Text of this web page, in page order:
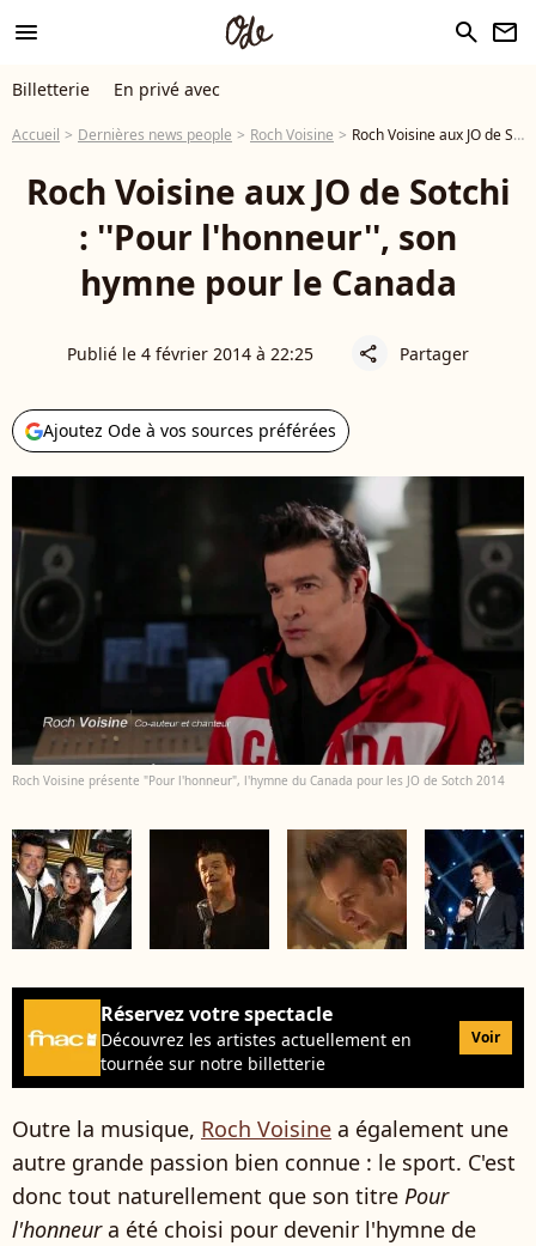
menu search newsletter
Billetterie En privé avec
Accueil Dernières news people Roch Voisine Roch Voisine aux JO de Sotchi : ''Pour l'honneur'', son hymne pour le Canada
Roch Voisine aux JO de Sotchi
: ''Pour l'honneur'', son
hymne pour le Canada
Publié le 4 février 2014 à 22:25 share Partager
Ajoutez Ode à vos sources préférées
Roch Voisine présente "Pour l'honneur", l'hymne du Canada pour les JO de Sotch 2014
Réservez votre spectacle
Découvrez les artistes actuellement en
tournée sur notre billetterie
Voir
Outre la musique, Roch Voisine a également une
autre grande passion bien connue : le sport. C'est
donc tout naturellement que son titre Pour
l'honneura été choisi pour devenir l'hymne de